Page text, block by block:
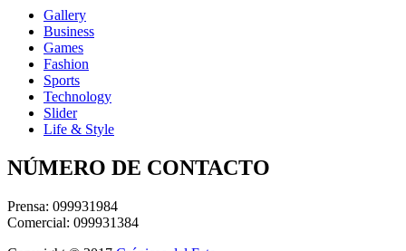
Gallery
Business
Games
Fashion
Sports
Technology
Slider
Life & Style
NÚMERO DE CONTACTO
Prensa: 099931984
Comercial: 099931384